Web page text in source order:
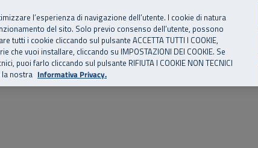
disabilità
Storie, news ed eventi Risorse utili Supporto
l’esperienza di navigazione dell’utente. I cookie di natura
del sito. Solo previo consenso dell’utente, possono
i cookie cliccando sul pulsante ACCETTA TUTTI I COOKIE,
vuoi installare, cliccando su IMPOSTAZIONI DEI COOKIE. Se
puoi farlo cliccando sul pulsante RIFIUTA I COOKIE NON TECNICI
la nostra Informativa Privacy.